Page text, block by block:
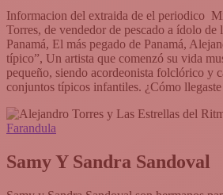
Informacion del extraida de el periodico
Torres, de vendedor de pescado a ídolo de
Panamá, El más pegado de Panamá,
típico”, Un artista que comenzó su vida
pequeño, siendo acordeonista folclórico y
conjuntos típicos infantiles. ¿Cómo
Farandula
Samy Y Sandra Sandoval